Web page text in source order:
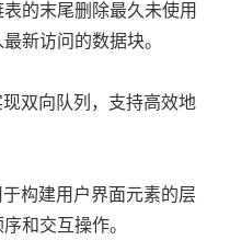
的末尾删除最久未使用
新访问的数据块。
双向队列，支持高效地
构建用户界面元素的层
和交互操作。